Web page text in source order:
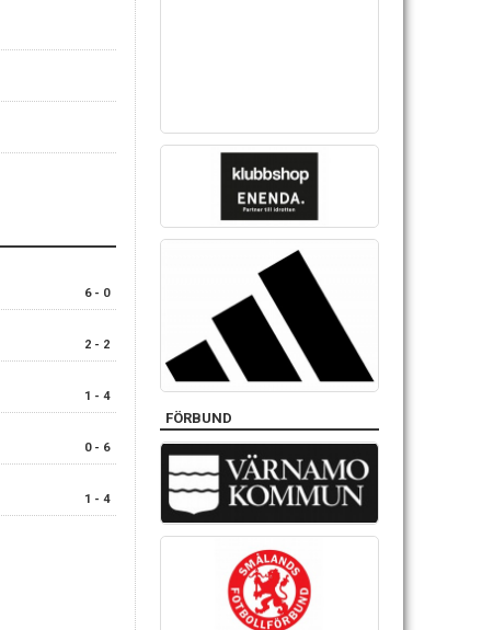
6 - 0
2 - 2
1 - 4
0 - 6
1 - 4
FÖRBUND